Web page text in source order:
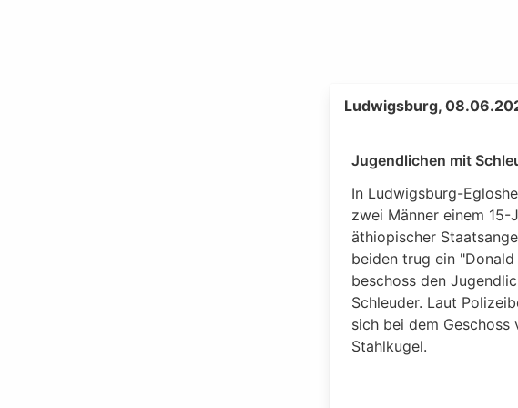
Ludwigsburg,
Jugendlichen mit
In Ludwigsburg-
zwei Männer einem 15-
äthiopischer
beiden trug ein
beschoss den
Schleuder. Laut
sich bei dem Geschoss
Stahlkugel.